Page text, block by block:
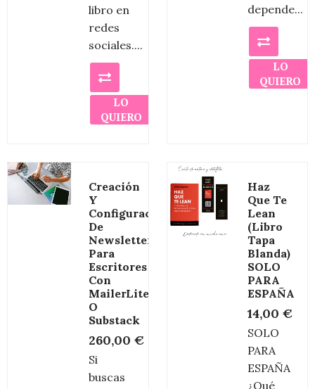
libro en
redes
sociales....
LO
QUIERO
depende...
LO
QUIERO
Creación
Y
Configuración
De
Newsletter
Para
Escritores
Con
MailerLite
O
Substack
260,00 €
Si
buscas
Haz
Que Te
Lean
(libro
Tapa
Blanda)
SOLO
PARA
ESPAÑA
14,00€
SOLO
PARA
ESPAÑA
¿Qué